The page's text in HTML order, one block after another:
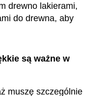
drewno lakierami,
do drewna, aby
są ważne w
muszę szczególnie